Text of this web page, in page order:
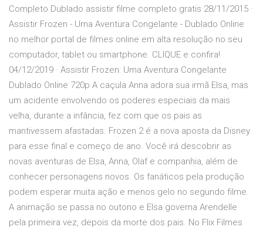
Completo Dublado assistir filme completo gratis 28/11/2015 ·
Assistir Frozen - Uma Aventura Congelante - Dublado Online
no melhor portal de filmes online em alta resolução no seu
computador, tablet ou smartphone. CLIQUE e confira!
04/12/2019 · Assistir Frozen: Uma Aventura Congelante
Dublado Online 720p A caçula Anna adora sua irmã Elsa, mas
um acidente envolvendo os poderes especiais da mais
velha, durante a infância, fez com que os pais as
mantivessem afastadas. Frozen 2 é a nova aposta da Disney
para esse final e começo de ano. Você irá descobrir as
novas aventuras de Elsa, Anna, Olaf e companhia, além de
conhecer personagens novos. Os fanáticos pela produção
podem esperar muita ação e menos gelo no segundo filme.
A animação se passa no outono e Elsa governa Arendelle
pela primeira vez, depois da morte dos pais. No Flix Filmes